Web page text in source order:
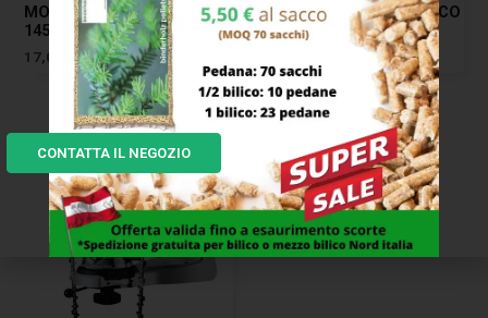
MOLA AFFILACATENE MM
145×3,0 F.22,2
17,00
AFFILACATENE ELETTRICO
PROFESSIONAL
CONTATTA IL NEGOZIO